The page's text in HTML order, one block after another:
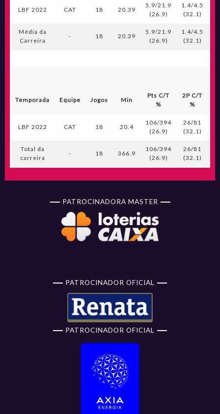
LBF 2022 CAT 18 20.39
5.9/21.9
(26.9)
1.4/4.5
(32.1)
Média da
Carreira
- 18 20.39
5.9/21.9
(26.9)
1.4/4.5
(32.1)
Temporada Equipe Jogos Min
Pts C/T
%
2P C/T
%
LBF 2022 CAT 18 20.4
106/394
(26.9)
26/81
(32.1)
Total da
carreira
- 18 366.9
106/394
(26.9)
26/81
(32.1)
PATROCINADORA MASTER
PATROCINADOR OFICIAL
PATROCINADOR OFICIAL